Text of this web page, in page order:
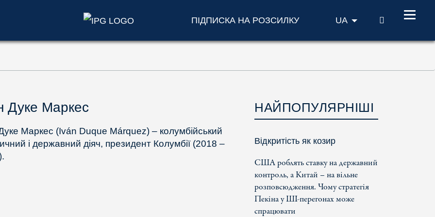
ПІДПИСКА НА РОЗСИЛКУ UA ПОШУК
Дуке Маркес
Маркес (Iván Duque Márquez) – колумбійський
і державний діяч, президент Колумбії (2018 –
НАЙПОПУЛЯРНІШІ
Відкритість як козир
США роблять ставку на державний
контроль, а Китай – на вільне
розповсюдження. Чому стратегія
Пекіна у ШІ-перегонах може
спрацювати